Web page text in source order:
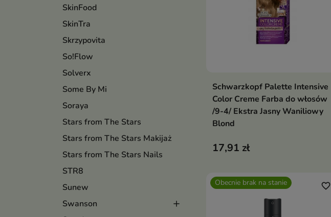
SkinFood
SkinTra
Skrzypovita
So!Flow
Solverx
Some By Mi
Soraya
Stars from The Stars
Stars from The Stars Makijaż
Stars from The Stars Nails
STR8
Sunew
Swanson
Dodaj do koszyka
Schwarzkopf Palette Intensive
Color Creme Farba do włosów
/9-4/ Ekstra Jasny Waniliowy
Blond
17,91 zł
Obecnie brak na stanie favorite_border